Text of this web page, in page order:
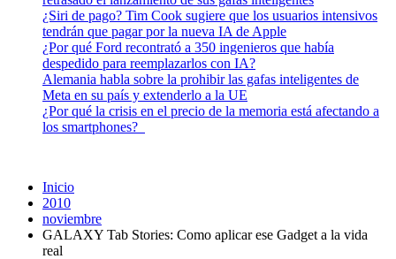
¿Siri de pago? Tim Cook sugiere que los usuarios intensivos
tendrán que pagar por la nueva IA de Apple
¿Por qué Ford recontrató a 350 ingenieros que había
despedido para reemplazarlos con IA?
Alemania habla sobre la prohibir las gafas inteligentes de
Meta en su país y extenderlo a la UE
¿Por qué la crisis en el precio de la memoria está afectando a
los smartphones?
Inicio
2010
noviembre
GALAXY Tab Stories: Como aplicar ese Gadget a la vida
real